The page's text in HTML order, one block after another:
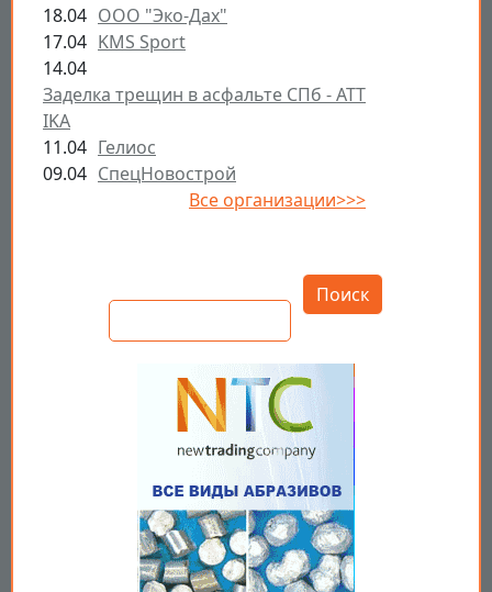
18.04 ООО "Эко-Дах"
17.04 KMS Sport
14.04
Заделка трещин в асфальте СПб - ATT
IKA
11.04 Гелиос
09.04 СпецНовострой
Все организации>>>